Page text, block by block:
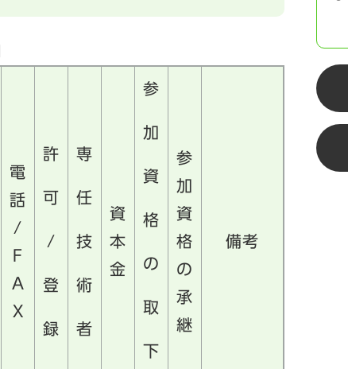
電
話
/
F
A
X
許
可
/
登
録
専
任
技
術
者
資
本
金
参
加
資
格
の
取
下
参
加
資
格
の
承
継
備考